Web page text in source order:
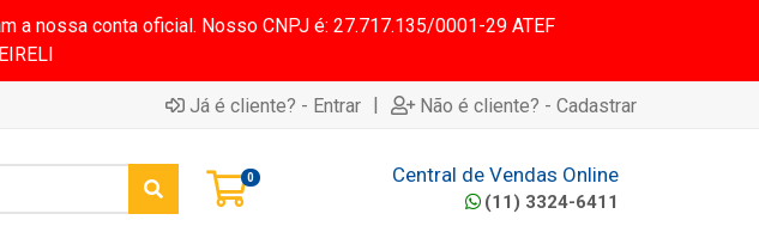
a nossa conta oficial. Nosso CNPJ é: 27.717.135/0001-29 ATEF
Já é cliente? - Entrar | Não é cliente? - Cadastrar
0 Central de Vendas Online
(11) 3324-6411